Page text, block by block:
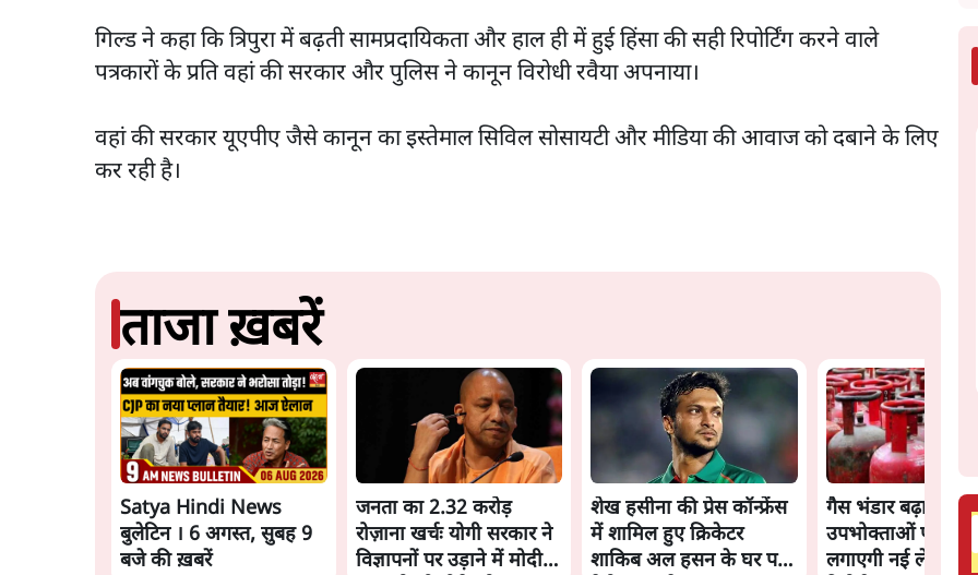
गिल्ड ने कहा कि त्रिपुरा में बढ़ती सामप्रदायिकता और हाल ही में हुई हिंसा की सही रिपोर्टिंग करने वाले
पत्रकारों के प्रति वहां की सरकार और पुलिस ने कानून विरोधी रवैया अपनाया।
वहां की सरकार यूएपीए जैसे कानून का इस्तेमाल सिविल सोसायटी और मीडिया की आवाज को दबाने के लिए
कर रही है।
ताजा ख़बरें
Satya Hindi News
बुलेटिन । 6 अगस्त, सुबह 9
बजे की ख़बरें
जनता का 2.32 करोड़
रोज़ाना खर्चः योगी सरकार ने
विज्ञापनों पर उड़ाने में मोदी
शेख हसीना की प्रेस कॉन्फ्रेंस
में शामिल हुए क्रिकेटर
शाकिब अल हसन के घर पर
गैस भंडार बढ़ाने के
उपभोक्ताओं पर
लगाएगी नई लेवी,